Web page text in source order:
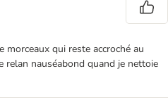
qui reste accroché au
nauséabond quand je nettoie